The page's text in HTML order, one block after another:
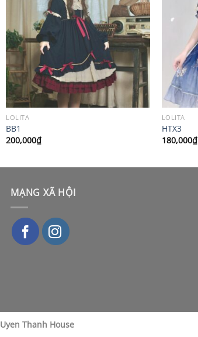
LOLITA
BB1
200,000₫
LOLITA
HTX3
180,000₫
MẠNG XÃ HỘI
Uyen Thanh House